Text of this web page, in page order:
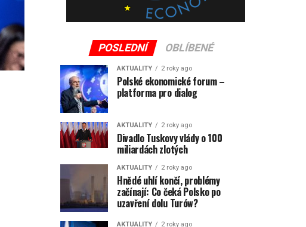
POSLEDNÍ OBLÍBENÉ
AKTUALITY 2 roky ago
Polské ekonomické forum –
platforma pro dialog
AKTUALITY 2 roky ago
Divadlo Tuskovy vlády o 100
miliardách zlotých
AKTUALITY 2 roky ago
Hnědé uhlí končí, problémy
začínají: Co čeká Polsko po
uzavření dolu Turów?
AKTUALITY 2 roky ago